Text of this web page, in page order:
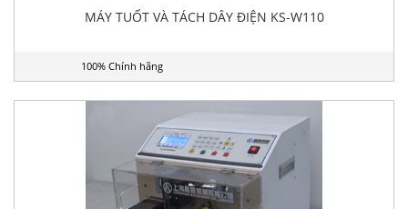
MÁY TUỐT VÀ TÁCH DÂY ĐIỆN KS-W110
100% Chính hãng